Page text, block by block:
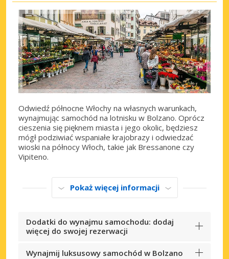
Odwiedź północne Włochy na własnych warunkach,
wynajmując samochód na lotnisku w Bolzano. Oprócz
cieszenia się pięknem miasta i jego okolic, będziesz
mógł podziwiać wspaniałe krajobrazy i odwiedzać
wioski na północy Włoch, takie jak Bressanone czy
Vipiteno.
Pokaż więcej informacji
Dodatki do wynajmu samochodu: dodaj
więcej do swojej rezerwacji
Wynajmij luksusowy samochód w Bolzano